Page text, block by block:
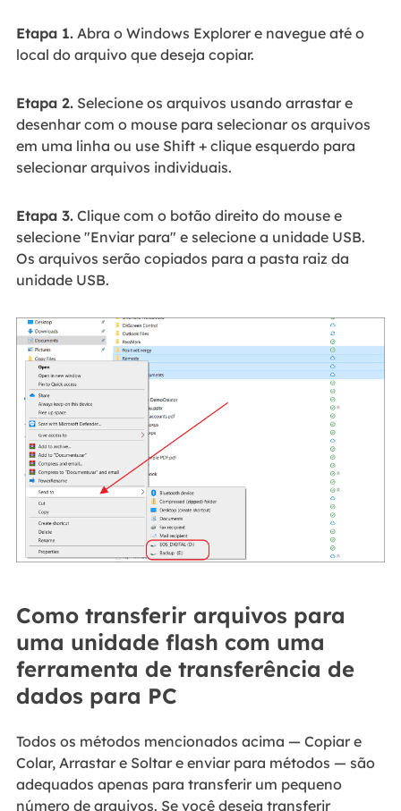
Etapa 1.Abra o Windows Explorer e navegue até o
local do arquivo que deseja copiar.
Etapa 2.Selecione os arquivos usando arrastar e
desenhar com o mouse para selecionar os arquivos
em uma linha ou use Shift + clique esquerdo para
selecionar arquivos individuais.
Etapa 3.Clique com o botão direito do mouse e
selecione "Enviar para" e selecione a unidade USB.
Os arquivos serão copiados para a pasta raiz da
unidade USB.
Como transferir arquivos para
uma unidade flash com uma
ferramenta de transferência de
dados para PC
Todos os métodos mencionados acima — Copiar e
Colar, Arrastar e Soltar e enviar para métodos — são
adequados apenas para transferir um pequeno
número de arquivos. Se você deseja transferir